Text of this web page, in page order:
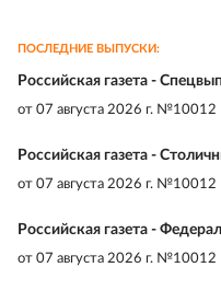
ПОСЛЕДНИЕ ВЫПУСКИ:
Российская газета -
от 07 августа 2026 г. №10012
Российская газета -
от 07 августа 2026 г. №10012
Российская газета -
от 07 августа 2026 г. №10012